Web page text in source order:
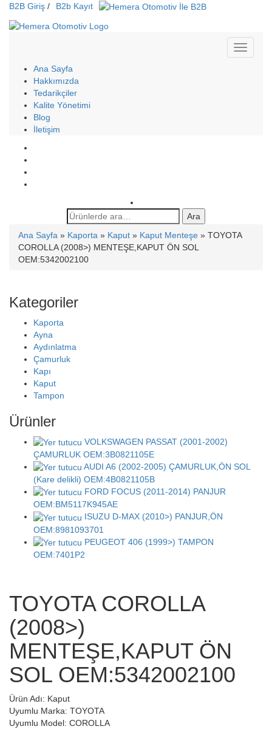
B2B Giriş / B2b Kayıt
Ana Sayfa
Hakkımızda
Tedarikçiler
Kalite Yönetimi
Blog
İletişim
Ara:
Ara
Ana Sayfa » Kaporta » Kaput » Kaput Menteşe » TOYOTA
COROLLA (2008>) MENTEŞE,KAPUT ÖN SOL
OEM:5342002100
Kategoriler
Kaporta
Ayna
Aydınlatma
Çamurluk
Kapı
Kaput
Tampon
Ürünler
VOLKSWAGEN PASSAT (2001-2002)
ÇAMURLUK OEM:3B0821105E
AUDI A6 (2002-2005) ÇAMURLUK,ÖN SOL
(Kare delikli) OEM:4B0821105B
FORD FOCUS (2011-2014) PANJUR
OEM:BM5117K945AE
ISUZU D-MAX (2010>) PANJUR,ÖN
OEM:8981093701
PEUGEOT 406 (1999>) TAMPON
OEM:7401P2
TOYOTA COROLLA
(2008>)
MENTEŞE,KAPUT ÖN
SOL OEM:5342002100
Ürün Adı: Kaput
Uyumlu Marka: TOYOTA
Uyumlu Model: COROLLA